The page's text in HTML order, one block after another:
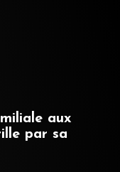
aux
par sa